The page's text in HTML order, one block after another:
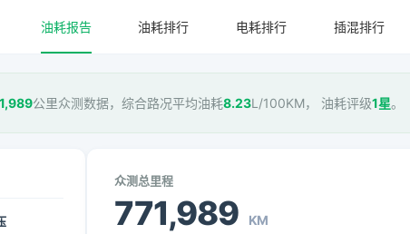
油耗报告 油耗排行 电耗排行 插混排行
公里众测数据，综合路况平均油耗8.23L/100KM， 油耗评级1星。
众测总里程
771,989 KM